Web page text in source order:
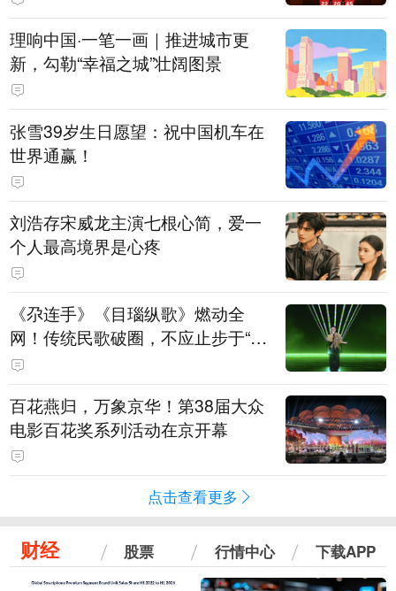
理响中国·一笔一画｜推进城市更
新，勾勒“幸福之城”壮阔图景
张雪39岁生日愿望：祝中国机车在
世界通赢！
刘浩存宋威龙主演七根心简，爱一
个人最高境界是心疼
《尕连手》《目瑙纵歌》燃动全
网！传统民歌破圈，不应止步于“上
头”
百花燕归，万象京华！第38届大众
电影百花奖系列活动在京开幕
点击查看更多
财经 股票 行情中心 下载APP